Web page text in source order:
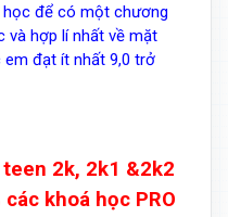
để có một chương
và hợp lí nhất về mặt
em đạt ít nhất 9,0 trở
2k, 2k1 &2k2
khoá học PRO